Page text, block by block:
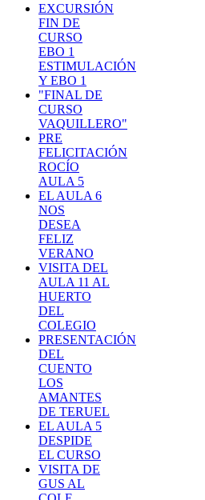
EXCURSIÓN
FIN DE
CURSO
EBO 1
ESTIMULACIÓN
Y EBO 1
"FINAL DE
CURSO
VAQUILLERO"
PRE
FELICITACIÓN
ROCÍO
AULA 5
EL AULA 6
NOS
DESEA
FELIZ
VERANO
VISITA DEL
AULA 11 AL
HUERTO
DEL
COLEGIO
PRESENTACIÓN
DEL
CUENTO
LOS
AMANTES
DE TERUEL
EL AULA 5
DESPIDE
EL CURSO
VISITA DE
GUS AL